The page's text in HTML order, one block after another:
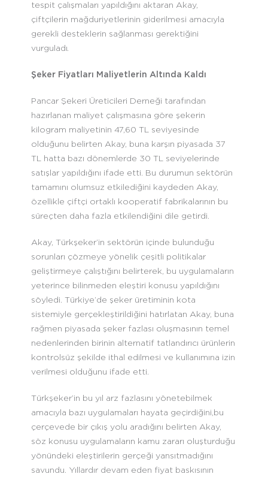
tespit çalışmaları yapıldığını aktaran Akay,
çiftçilerin mağduriyetlerinin giderilmesi amacıyla
gerekli desteklerin sağlanması gerektiğini
vurguladı.
Şeker Fiyatları Maliyetlerin Altında Kaldı
Pancar Şekeri Üreticileri Derneği tarafından
hazırlanan maliyet çalışmasına göre şekerin
kilogram maliyetinin 47,60 TL seviyesinde
olduğunu belirten Akay, buna karşın piyasada 37
TL hatta bazı dönemlerde 30 TL seviyelerinde
satışlar yapıldığını ifade etti. Bu durumun sektörün
tamamını olumsuz etkilediğini kaydeden Akay,
özellikle çiftçi ortaklı kooperatif fabrikalarının bu
süreçten daha fazla etkilendiğini dile getirdi.
Akay, Türkşeker’in sektörün içinde bulunduğu
sorunları çözmeye yönelik çeşitli politikalar
geliştirmeye çalıştığını belirterek, bu uygulamaların
yeterince bilinmeden eleştiri konusu yapıldığını
söyledi. Türkiye’de şeker üretiminin kota
sistemiyle gerçekleştirildiğini hatırlatan Akay, buna
rağmen piyasada şeker fazlası oluşmasının temel
nedenlerinden birinin alternatif tatlandırıcı ürünlerin
kontrolsüz şekilde ithal edilmesi ve kullanımına izin
verilmesi olduğunu ifade etti.
Türkşeker’in bu yıl arz fazlasını yönetebilmek
amacıyla bazı uygulamaları hayata geçirdiğini,bu
çerçevede bir çıkış yolu aradığını belirten Akay,
söz konusu uygulamaların kamu zararı oluşturduğu
yönündeki eleştirilerin gerçeği yansıtmadığını
savundu. Yıllardır devam eden fiyat baskısının